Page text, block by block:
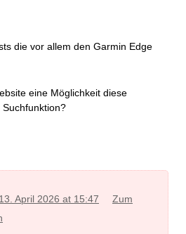
die vor allem den Garmin Edge
eine Möglichkeit diese
April 2026 at 15:47
Zum